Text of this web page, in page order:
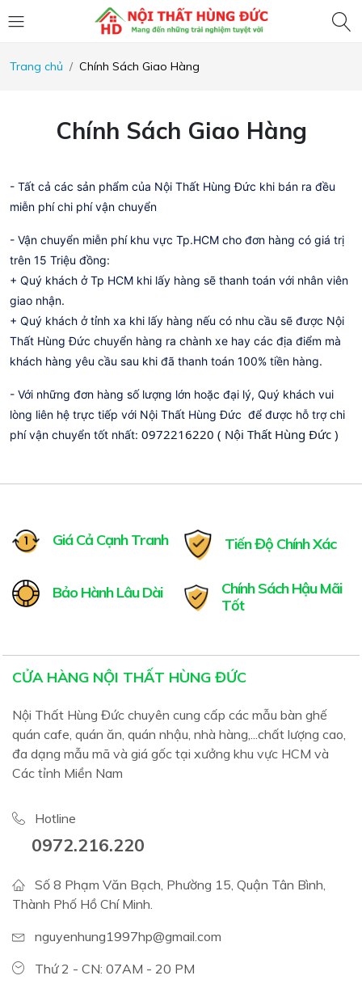
Trang chủ Chính Sách Giao Hàng
Chính Sách Giao Hàng
- Tất cả các sản phẩm của Nội Thất Hùng Đức khi bán ra đều
miễn phí chi phí vận chuyển
- Vận chuyển miễn phí khu vực Tp.HCM cho đơn hàng có giá trị
trên 15 Triệu đồng:
+ Quý khách ở Tp HCM khi lấy hàng sẽ thanh toán với nhân viên
giao nhận.
+ Quý khách ở tỉnh xa khi lấy hàng nếu có nhu cầu sẽ được Nội
Thất Hùng Đức chuyển hàng ra chành xe hay các địa điểm mà
khách hàng yêu cầu sau khi đã thanh toán 100% tiền hàng.
- Với những đơn hàng số lượng lớn hoặc đại lý, Quý khách vui
lòng liên hệ trực tiếp với Nội Thất Hùng Đức để được hỗ trợ chi
phí vận chuyển tốt nhất: 0972216220 ( Nội Thất Hùng Đức )
Giá Cả Cạnh Tranh Tiến Độ Chính Xác
Bảo Hành Lâu Dài
Chính Sách Hậu Mãi
Tốt
CỬA HÀNG NỘI THẤT HÙNG ĐỨC
Nội Thất Hùng Đức chuyên cung cấp các mẫu bàn ghế
quán cafe, quán ăn, quán nhậu, nhà hàng,...chất lượng cao,
đa dạng mẫu mã và giá gốc tại xưởng khu vực HCM và
Các tỉnh Miền Nam
Hotline
0972.216.220
Số 8 Phạm Văn Bạch, Phường 15, Quận Tân Bình,
Thành Phố Hồ Chí Minh.
nguyenhung1997hp@gmail.com
Thứ 2 - CN: 07AM - 20 PM